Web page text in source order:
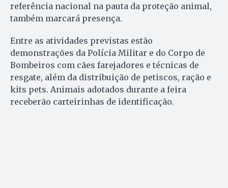
referência nacional na pauta da proteção animal,
também marcará presença.
Entre as atividades previstas estão
demonstrações da Polícia Militar e do Corpo de
Bombeiros com cães farejadores e técnicas de
resgate, além da distribuição de petiscos, ração e
kits pets. Animais adotados durante a feira
receberão carteirinhas de identificação.